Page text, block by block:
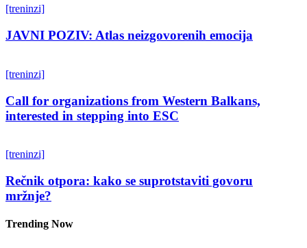
[treninzi]
JAVNI POZIV: Atlas neizgovorenih emocija
[treninzi]
Call for organizations from Western Balkans,
interested in stepping into ESC
[treninzi]
Rečnik otpora: kako se suprotstaviti govoru
mržnje?
Trending Now